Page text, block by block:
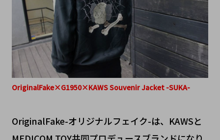
OriginalFake×G1950×KAWS Souvenir Jacket -SUKA-
OriginalFake-オリジナルフェイク-は、KAWSと